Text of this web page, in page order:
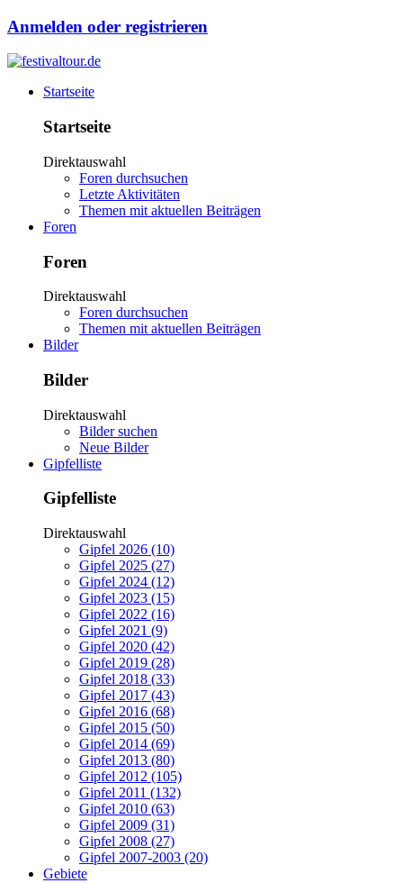
Anmelden oder registrieren
Startseite
Startseite
Direktauswahl
Foren durchsuchen
Letzte Aktivitäten
Themen mit aktuellen Beiträgen
Foren
Foren
Direktauswahl
Foren durchsuchen
Themen mit aktuellen Beiträgen
Bilder
Bilder
Direktauswahl
Bilder suchen
Neue Bilder
Gipfelliste
Gipfelliste
Direktauswahl
Gipfel 2026 (10)
Gipfel 2025 (27)
Gipfel 2024 (12)
Gipfel 2023 (15)
Gipfel 2022 (16)
Gipfel 2021 (9)
Gipfel 2020 (42)
Gipfel 2019 (28)
Gipfel 2018 (33)
Gipfel 2017 (43)
Gipfel 2016 (68)
Gipfel 2015 (50)
Gipfel 2014 (69)
Gipfel 2013 (80)
Gipfel 2012 (105)
Gipfel 2011 (132)
Gipfel 2010 (63)
Gipfel 2009 (31)
Gipfel 2008 (27)
Gipfel 2007-2003 (20)
Gebiete